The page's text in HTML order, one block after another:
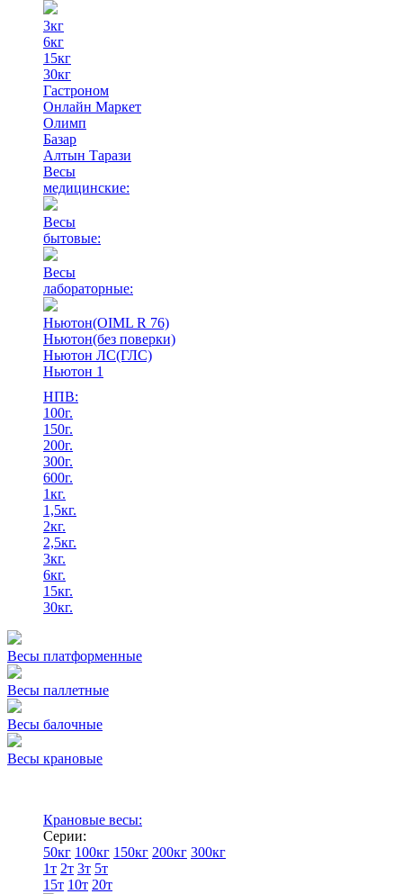
3кг
6кг
15кг
30кг
Гастроном
Онлайн Маркет
Олимп
Базар
Алтын Тарази
Весы
медицинские:
Весы
бытовые:
Весы
лабораторные:
Ньютон(OIML R 76)
Ньютон(без поверки)
Ньютон ЛС(ГЛС)
Ньютон 1
НПВ:
100г.
150г.
200г.
300г.
600г.
1кг.
1,5кг.
2кг.
2,5кг.
3кг.
6кг.
15кг.
30кг.
Весы платформенные
Весы паллетные
Весы балочные
Весы крановые
Крановые весы:
Серии:
50кг 100кг 150кг 200кг 300кг
1т 2т 3т 5т
15т 10т 20т